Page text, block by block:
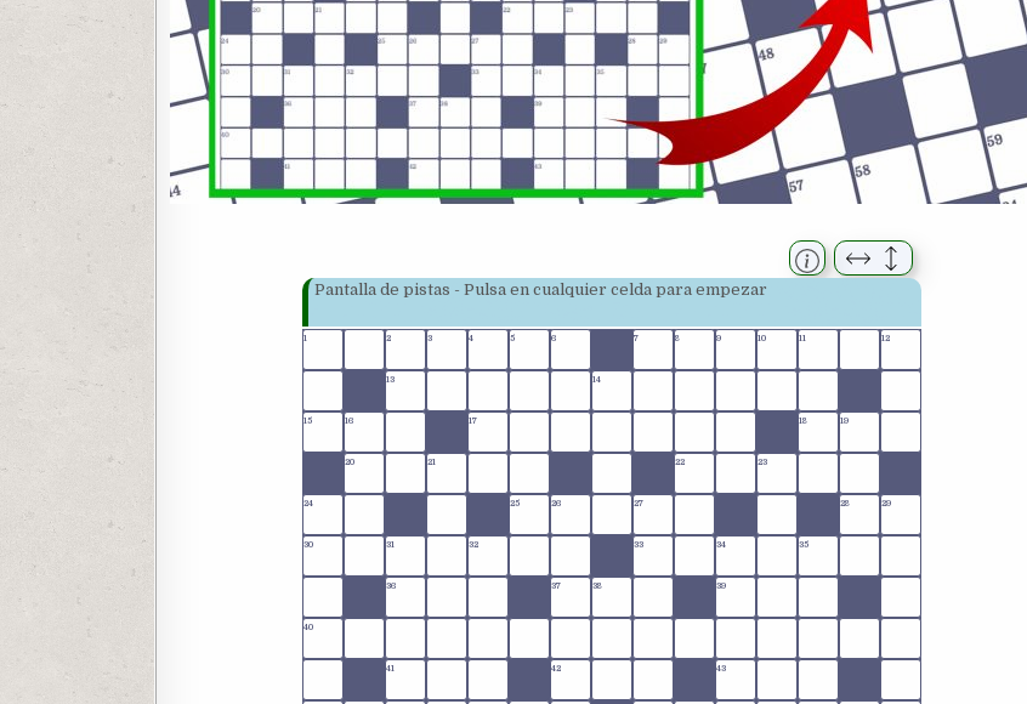
Pantalla de pistas - Pulsa en cualquier celda para empezar
1 2 3 4 5 6 7 8 9 10 11 12
13 14
15 16 17 18 19
20 21 22 23
24 25 26 27 28 29
30 31 32 33 34 35
36 37 38 39
40
41 42 43